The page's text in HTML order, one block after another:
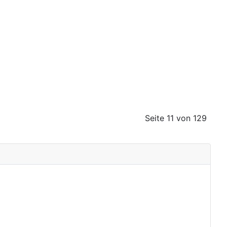
Seite 11 von 129